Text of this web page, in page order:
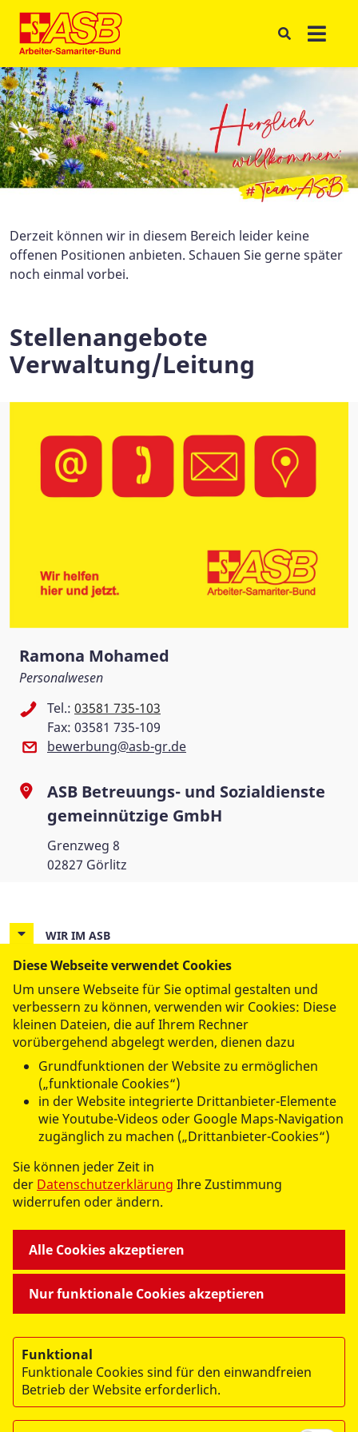
Derzeit können wir in diesem Bereich leider keine
offenen Positionen anbieten. Schauen Sie gerne später
noch einmal vorbei.
Stellenangebote
Verwaltung/Leitung
Ramona Mohamed
Personalwesen
Tel.: 03581 735-103
Fax: 03581 735-109
bewerbung@asb-gr.de
ASB Betreuungs- und Sozialdienste
gemeinnützige GmbH
Grenzweg 8
02827 Görlitz
Diese Webseite verwendet Cookies
Um unsere Webseite für Sie optimal gestalten und
verbessern zu können, verwenden wir Cookies: Diese
kleinen Dateien, die auf Ihrem Rechner
vorübergehend abgelegt werden, dienen dazu
Grundfunktionen der Website zu ermöglichen
(„funktionale Cookies“)
in der Website integrierte Drittanbieter-Elemente
wie Youtube-Videos oder Google Maps-Navigation
zugänglich zu machen („Drittanbieter-Cookies“)
Sie können jeder Zeit in
der Datenschutzerklärung Ihre Zustimmung
widerrufen oder ändern.
Nur funktionale Cookies akzeptieren
Alle Cookies akzeptieren
Funktional
Funktionale Cookies sind für den einwandfreien
Betrieb der Website erforderlich.
WIR IM ASB
UNSERE LEISTUNGEN
MITMACHEN UND HELFEN
© 2026 ASB RV Zittau/Görlitz e.V.
Datenschutz
Datenschutzbeauftragte
Arbeiter-Samariter-Bund Landesverband Sachsen e.
V.